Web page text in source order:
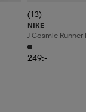
(13)
NIKE
J Cosmic Runner
249:-